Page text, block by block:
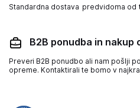
Standardna dostava predvidoma od
B2B ponudba in nakup
Preveri B2B ponudbo ali nam pošlji
opreme. Kontaktirali te bomo v